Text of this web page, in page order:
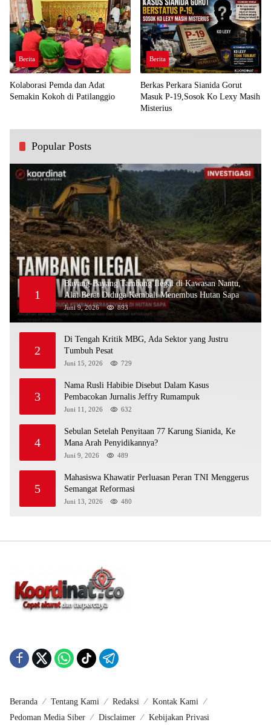
Berita
Kolaborasi Pemda dan Adat
Semakin Kokoh di Patilanggio
Berita
Berkas Perkara Sianida Gorut
Masuk P-19,Sosok Ko Lexy Masih
Misterius
Popular Posts
1
Bayang-Bayang Tambang Ilegal di Kawasan Nantu,
Alat Berat Diduga Kembali Menembus Hutan Sapa
Juni 9, 2026 893
2
Di Tengah Kritik MBG, Ada Sektor yang Justru
Tumbuh Pesat
Juni 15, 2026 729
3
Nama Rusli Habibie Disebut Dalam Kasus
Pembacokan Jurnalis Jeffry Rumampuk
Juni 11, 2026 632
4
Sebulan Setelah Penyitaan 77 Karung Sianida, Ke
Mana Arah Penyidikannya?
Juni 9, 2026 489
5
Mahasiswa Khawatir Perluasan Peran TNI Menggerus
Semangat Reformasi
Juni 13, 2026 480
Beranda Tentang Kami Redaksi
Kontak Kami
Pedoman Media Siber
Disclaimer Kebijakan Privasi